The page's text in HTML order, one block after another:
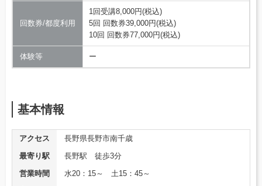
回数券/都度利用
1回受講8,000円(税込)
5回 回数券39,000円(税込)
10回 回数券77,000円(税込)
体験等 ー
基本情報
アクセス
長野県長野市南千歳
最寄り駅
長野駅 徒歩3分
営業時間
水20：15～ 土15：45～